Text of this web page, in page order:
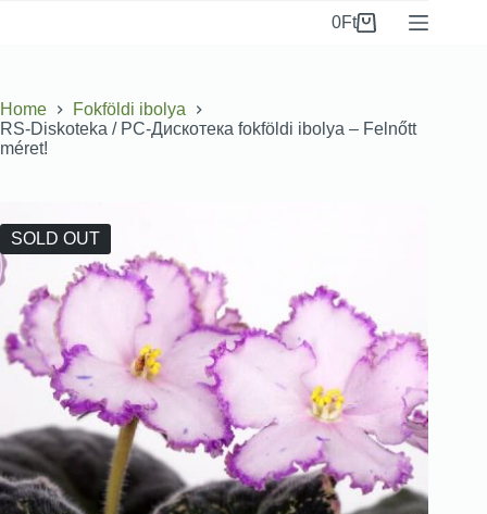
0Ft
Home
Fokföldi ibolya
RS-Diskoteka / РС-Дискотека fokföldi ibolya – Felnőtt
méret!
SOLD OUT